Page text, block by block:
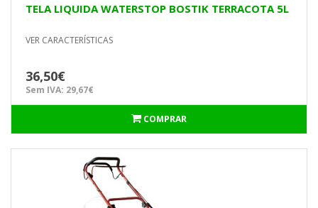
TELA LIQUIDA WATERSTOP BOSTIK TERRACOTA 5L
VER CARACTERÍSTICAS
36,50€
Sem IVA: 29,67€
COMPRAR